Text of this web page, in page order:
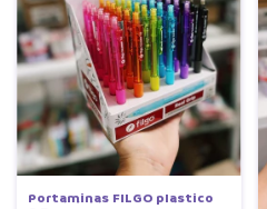
Portaminas FILGO plastico